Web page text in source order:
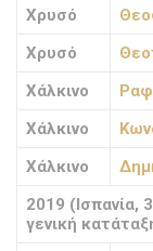
Χρυσό
Χρυσό
Χάλκινο
Χάλκινο
Χάλκινο
2019 (Ισπανία,
γενική